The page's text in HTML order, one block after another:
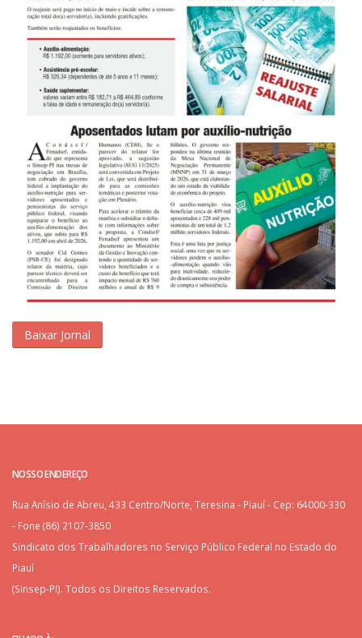
Baixar Jornal
NOSSO ENDEREÇO
Rua Anísio de Abreu, 433 Centro/Norte, Teresina - Piauí - Cep: 64000-330
- Fone (86) 2107-3850
Sindicato dos Trabalhadores no Serviço Público Federal no Estado do
Piauí
(Sinsep-PI). Todos os Direitos Reservados.